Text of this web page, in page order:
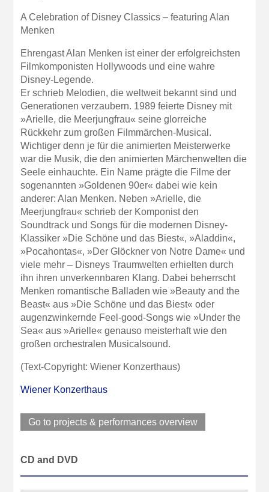
A Celebration of Disney Classics – featuring Alan
Menken
Ehrengast Alan Menken ist einer der erfolgreichsten
Filmkomponisten Hollywoods und eine wahre
Disney-Legende.
Er schrieb Melodien, die weltweit bekannt sind und
Generationen verzaubern. 1989 feierte Disney mit
»Arielle, die Meerjungfrau« seine glorreiche
Rückkehr zum großen Filmmärchen-Musical.
Wichtiger denn je für die animierten Meisterwerke
war die Musik, die den animierten Märchenwelten die
Seele einhauchte. Ein Name prägte die Filme der
sogenannten »Goldenen 90er« dabei wie kein
anderer: Alan Menken. Neben »Arielle, die
Meerjungfrau« schrieb der Komponist den
Soundtrack und Songs für die modernen Disney-
Klassiker »Die Schöne und das Biest«, »Aladdin«,
»Pocahontas«, »Der Glöckner von Notre Dame« und
viele mehr – Disneys Traumwelten erhielten durch
ihn ihren unverkennbaren Klang. Dabei beherrscht
Menken romantische Balladen wie »Beauty and the
Beast« aus »Die Schöne und das Biest« oder
augenzwinkernde Feel-good-Songs wie »Under the
Sea« aus »Arielle« genauso meisterhaft wie den
großen orchestralen Musicalsound.
(Text-Copyright: Wiener Konzerthaus)
Wiener Konzerthaus
Go to projects & performances overview
CD and DVD